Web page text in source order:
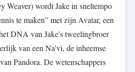
Weaver) wordt Jake in sneltempo
te maken” met zijn Avatar, een
DNA van Jake's tweelingbroer
van een Na'vi, de inheemse
Pandora. De wetenschappers